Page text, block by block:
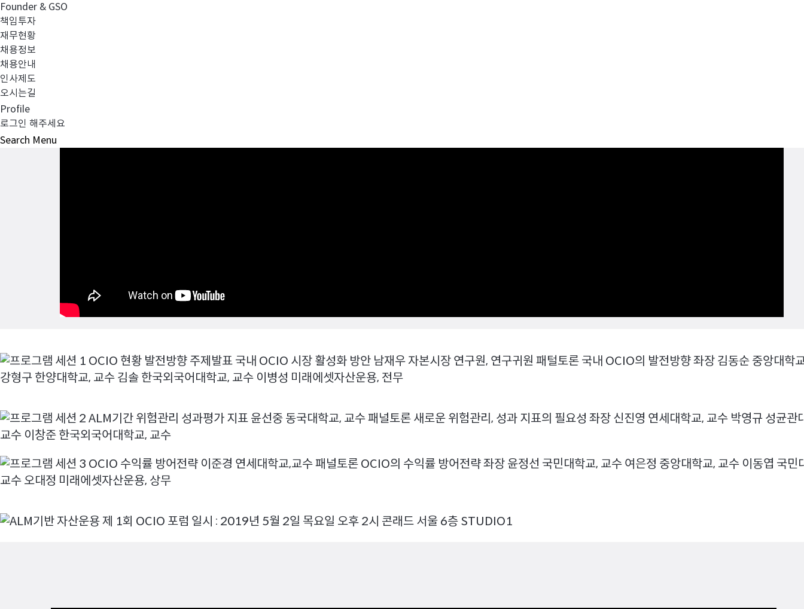
Founder & GSO
책임투자
재무현황
채용정보
채용안내
인사제도
오시는길
Profile
로그인 해주세요
Search Menu